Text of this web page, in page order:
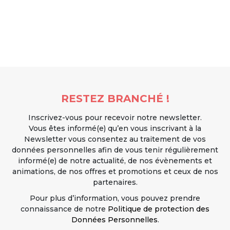
RESTEZ BRANCHÉ !
Inscrivez-vous pour recevoir notre newsletter.
Vous êtes informé(e) qu’en vous inscrivant à la
Newsletter vous consentez au traitement de vos
données personnelles afin de vous tenir régulièrement
informé(e) de notre actualité, de nos évènements et
animations, de nos offres et promotions et ceux de nos
partenaires.
Pour plus d’information, vous pouvez prendre
connaissance de notre Politique de protection des
Données Personnelles.